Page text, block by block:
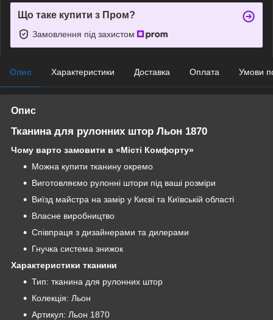
Що таке купити з Пром?
Замовлення під захистом
Опис Характеристики Доставка Оплата Умови
Опис
Тканина для рулонних штор Льон 1870
Чому варто замовити в «Місті Комфорту»
Можна купити тканину окремо
Виготовляємо рулонні штори під ваші розміри
Виїзд майстра на замір у Києві та Київській області
Власне виробництво
Співпраця з дизайнерами та дилерами
Гнучка система знижок
Характеристики тканини
Тип: тканина для рулонних штор
Колекція: Льон
Артикул: Льон 1870